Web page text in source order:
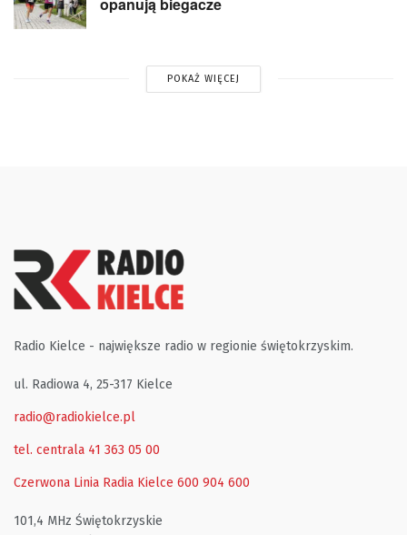
POKAŻ WIĘCEJ
Radio Kielce - największe radio w regionie świętokrzyskim.
ul. Radiowa 4, 25-317 Kielce
radio@radiokielce.pl
tel. centrala 41 363 05 00
Czerwona Linia Radia Kielce 600 904 600
101,4 MHz Świętokrzyskie